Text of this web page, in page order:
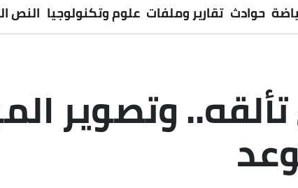
حوادث تقارير وملفات علوم وتكنولوجيا النص
وتصوير